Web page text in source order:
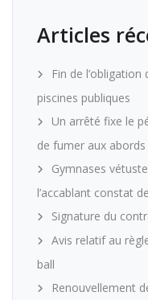
Articles
Fin de
piscines publiques
Un arrêté fixe le
de fumer aux
Gymnases
l’accablant constat
Signature du
Avis relatif au
ball
Renouvellement